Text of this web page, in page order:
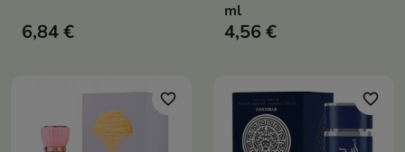
6,84 €
ml
4,56 €
favorite_border favorite_border